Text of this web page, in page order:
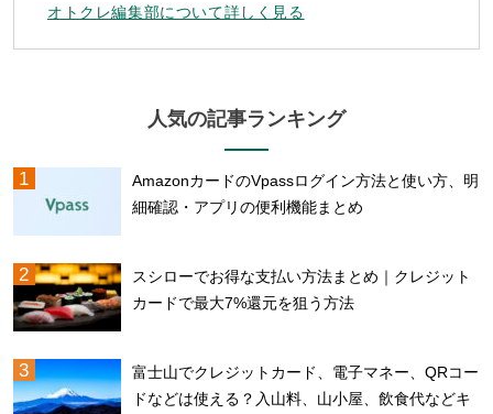
オトクレ編集部について詳しく見る
人気の記事ランキング
AmazonカードのVpassログイン方法と使い方、明
細確認・アプリの便利機能まとめ
スシローでお得な支払い方法まとめ｜クレジット
カードで最大7%還元を狙う方法
富士山でクレジットカード、電子マネー、QRコー
ドなどは使える？入山料、山小屋、飲食代などキ